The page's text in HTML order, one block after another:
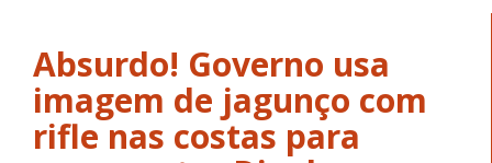
Absurdo! Governo usa
imagem de jagunço com
rifle nas costas para